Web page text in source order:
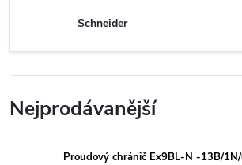
Schneider
Nejprodávanější
Proudový chránič Ex9BL-N -13B/